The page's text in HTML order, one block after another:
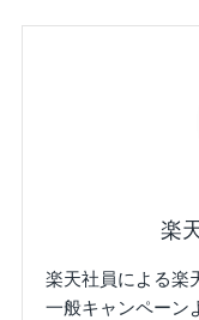
楽
楽天社員による楽
一般キャンペーン